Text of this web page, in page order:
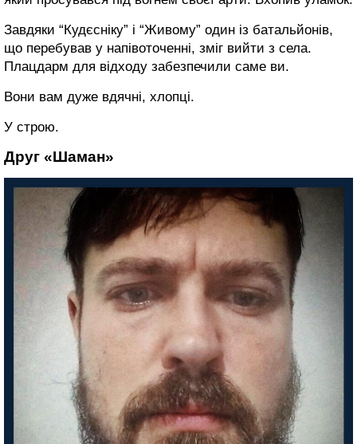
Завдяки “Кудєсніку” і “Живому” один із батальйонів,
що перебував у напівоточенні, зміг вийти з села.
Плацдарм для відходу забезпечили саме ви.
Вони вам дуже вдячні, хлопці.
У строю.
Друг «Шаман»